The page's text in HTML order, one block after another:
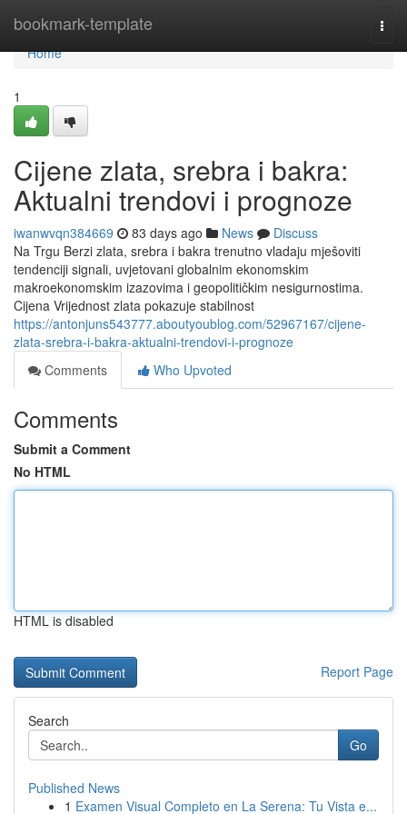
bookmark-template
Home
Home
1
Cijene zlata, srebra i bakra:
Aktualni trendovi i prognoze
iwanwvqn384669 83 days ago News
Discuss
Na Trgu Berzi zlata, srebra i bakra trenutno vladaju mješoviti
tendenciji signali, uvjetovani globalnim ekonomskim
makroekonomskim izazovima i geopolitičkim nesigurnostima.
Cijena Vrijednost zlata pokazuje stabilnost
https://antonjuns543777.aboutyoublog.com/52967167/cijene-
zlata-srebra-i-bakra-aktualni-trendovi-i-prognoze
Comments
Who Upvoted
Comments
Submit a Comment
No HTML
HTML is disabled
Report Page
Search
Go
Published News
1 Examen Visual Completo en La Serena: Tu Vista e...